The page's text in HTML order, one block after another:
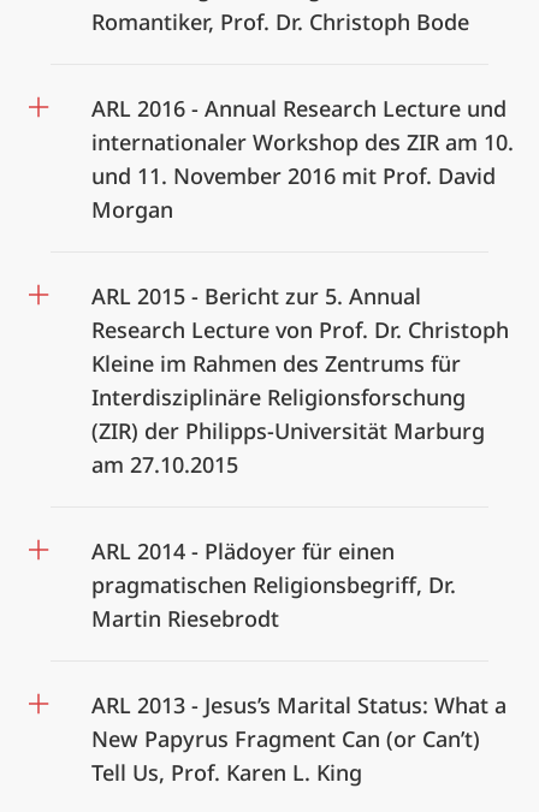
Romantiker, Prof. Dr. Christoph Bode
ARL 2016 - Annual Research Lecture und
internationaler Workshop des ZIR am 10.
und 11. November 2016 mit Prof. David
Morgan
ARL 2015 - Bericht zur 5. Annual
Research Lecture von Prof. Dr. Christoph
Kleine im Rahmen des Zentrums für
Interdisziplinäre Religionsforschung
(ZIR) der Philipps-Universität Marburg
am 27.10.2015
ARL 2014 - Plädoyer für einen
pragmatischen Religionsbegriff, Dr.
Martin Riesebrodt
ARL 2013 - Jesus’s Marital Status: What a
New Papyrus Fragment Can (or Can’t)
Tell Us, Prof. Karen L. King